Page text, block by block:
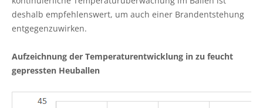
deshalb empfehlenswert, um auch einer Brandentstehung
entgegenzuwirken.
Aufzeichnung der Temperaturentwicklung in zu feucht
gepressten Heuballen